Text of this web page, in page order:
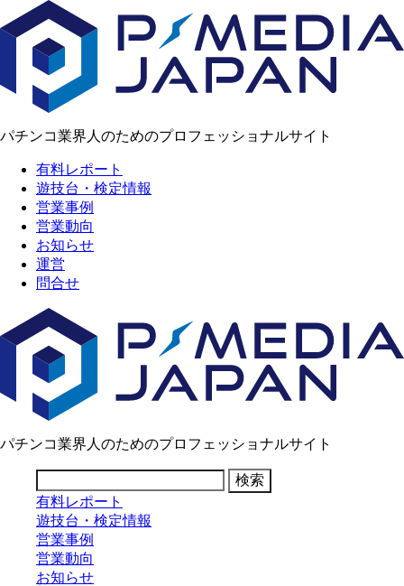
パチンコ業界人のためのプロフェッショナルサイト
有料レポート
遊技台・検定情報
営業事例
営業動向
お知らせ
運営
問合せ
パチンコ業界人のためのプロフェッショナルサイト
有料レポート
遊技台・検定情報
営業事例
営業動向
お知らせ